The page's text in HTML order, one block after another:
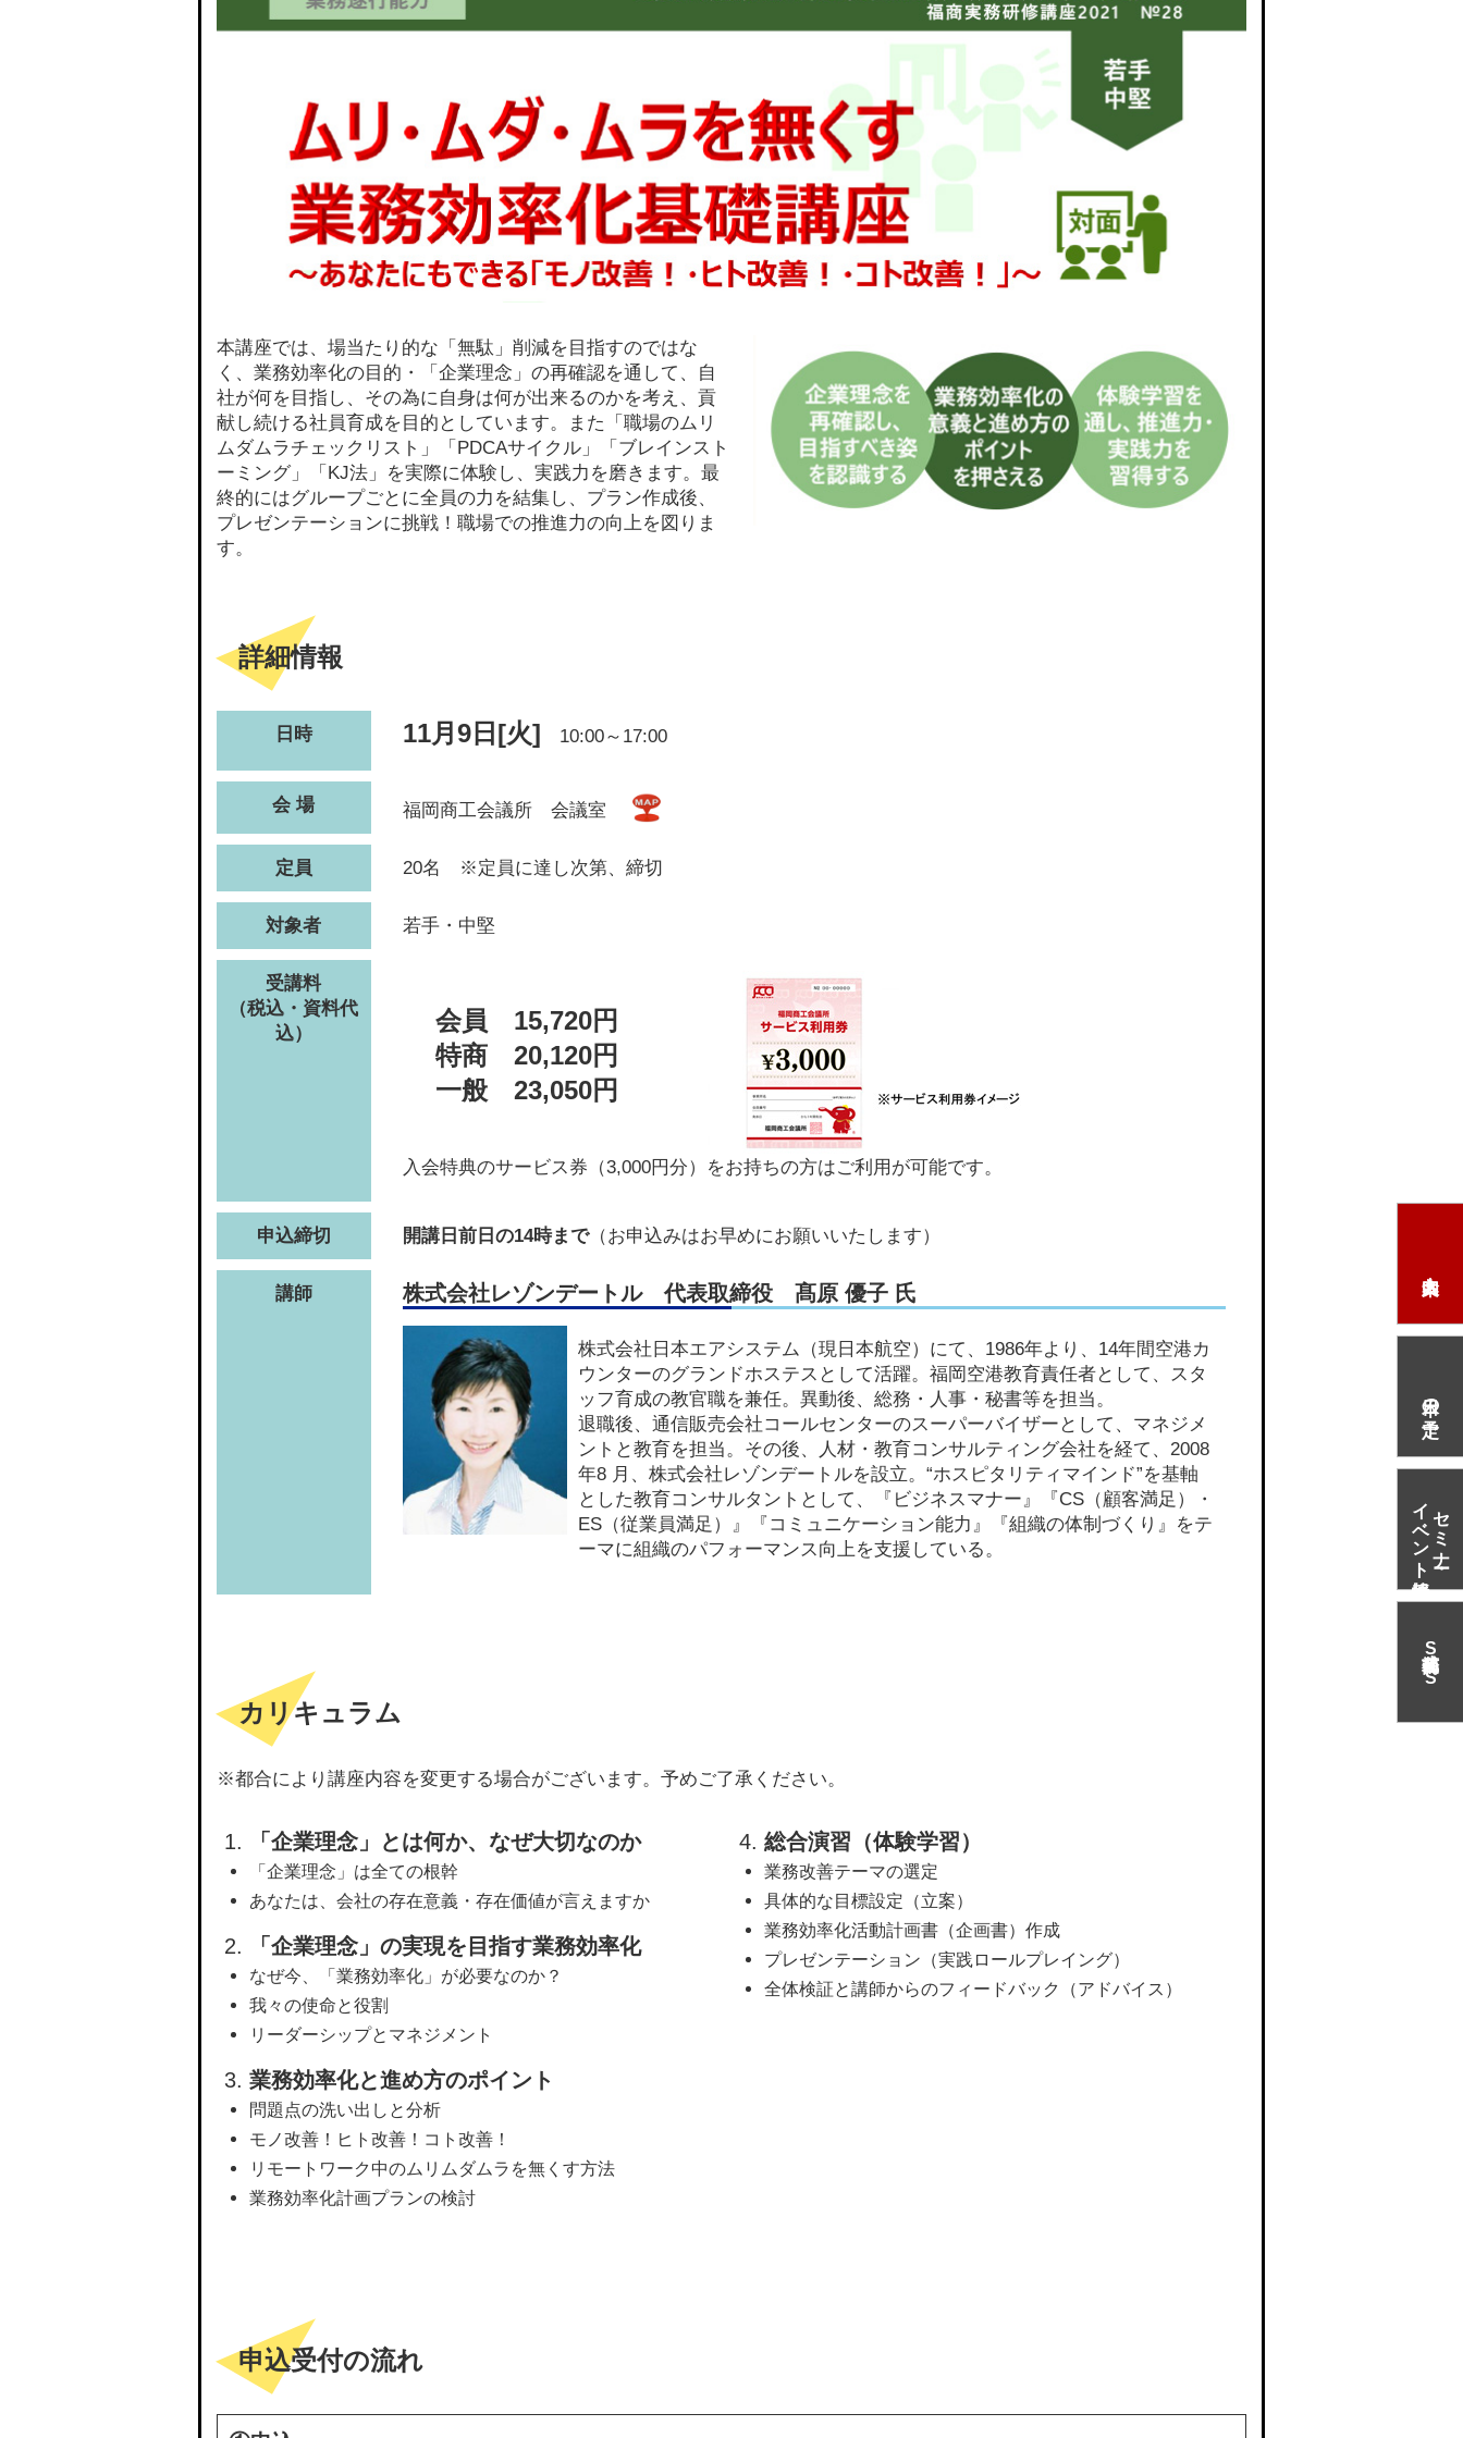
本日の予定
セミナー・
イベント情報
S
N
S
本講座では、場当たり的な「無駄」削減を目指すのではな
く、業務効率化の目的・「企業理念」の再確認を通して、自
社が何を目指し、その為に自身は何が出来るのかを考え、貢
献し続ける社員育成を目的としています。また「職場のムリ
ムダムラチェックリスト」「PDCAサイクル」「ブレインスト
ーミング」「KJ法」を実際に体験し、実践力を磨きます。最
終的にはグループごとに全員の力を結集し、プラン作成後、
プレゼンテーションに挑戦！職場での推進力の向上を図りま
す。
詳細情報
日時 11月9日[火] 10:00～17:00
会 場 福岡商工会議所 会議室
定員 20名 ※定員に達し次第、締切
対象者 若手・中堅
受講料
（税込・資料代
込）
会員 15,720円
特商 20,120円
一般 23,050円
入会特典のサービス券（3,000円分）をお持ちの方はご利用が可能です。
申込締切 開講日前日の14時まで（お申込みはお早めにお願いいたします）
講師 株式会社レゾンデートル 代表取締役 髙原 優子 氏
株式会社日本エアシステム（現日本航空）にて、1986年より、14年間空港カ
ウンターのグランドホステスとして活躍。福岡空港教育責任者として、スタ
ッフ育成の教官職を兼任。異動後、総務・人事・秘書等を担当。
退職後、通信販売会社コールセンターのスーパーバイザーとして、マネジメ
ントと教育を担当。その後、人材・教育コンサルティング会社を経て、2008
年8 月、株式会社レゾンデートルを設立。“ホスピタリティマインド”を基軸
とした教育コンサルタントとして、『ビジネスマナー』『CS（顧客満足）・
ES（従業員満足）』『コミュニケーション能力』『組織の体制づくり』をテ
ーマに組織のパフォーマンス向上を支援している。
カリキュラム
※都合により講座内容を変更する場合がございます。予めご了承ください。
「企業理念」とは何か、なぜ大切なのか
「企業理念」は全ての根幹
あなたは、会社の存在意義・存在価値が言えますか
「企業理念」の実現を目指す業務効率化
なぜ今、「業務効率化」が必要なのか？
我々の使命と役割
リーダーシップとマネジメント
業務効率化と進め方のポイント
問題点の洗い出しと分析
モノ改善！ヒト改善！コト改善！
リモートワーク中のムリムダムラを無くす方法
業務効率化計画プランの検討
総合演習（体験学習）
業務改善テーマの選定
具体的な目標設定（立案）
業務効率化活動計画書（企画書）作成
プレゼンテーション（実践ロールプレイング）
全体検証と講師からのフィードバック（アドバイス）
申込受付の流れ